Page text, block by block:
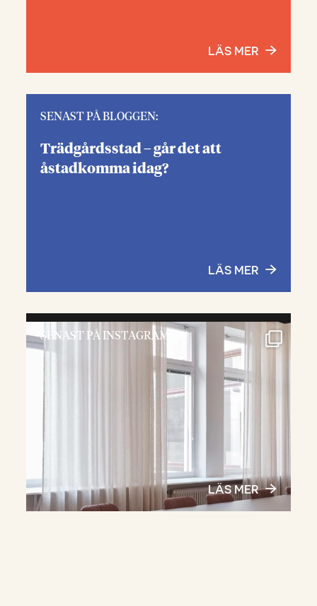
LÄS MER
SENAST PÅ BLOGGEN:
Trädgårdsstad – går det att
åstadkomma idag?
LÄS MER
SENAST PÅ INSTAGRAM:
LÄS MER